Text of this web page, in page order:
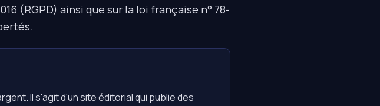
(RGPD) ainsi que sur la loi française n° 78-
Il s'agit d'un site éditorial qui publie des